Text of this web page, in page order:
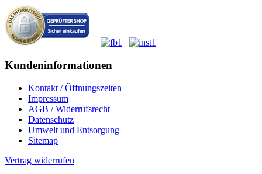
Kundeninformationen
Kontakt / Öffnungszeiten
Impressum
AGB / Widerrufsrecht
Datenschutz
Umwelt und Entsorgung
Sitemap
Vertrag widerrufen